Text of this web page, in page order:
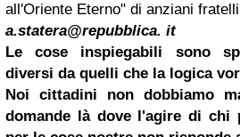
all'Oriente Eterno" di anziani
a.statera@repubblica. it
Le cose inspiegabili sono
diversi da quelli che la logica
Noi cittadini non dobbiamo
domande là dove l'agire di chi